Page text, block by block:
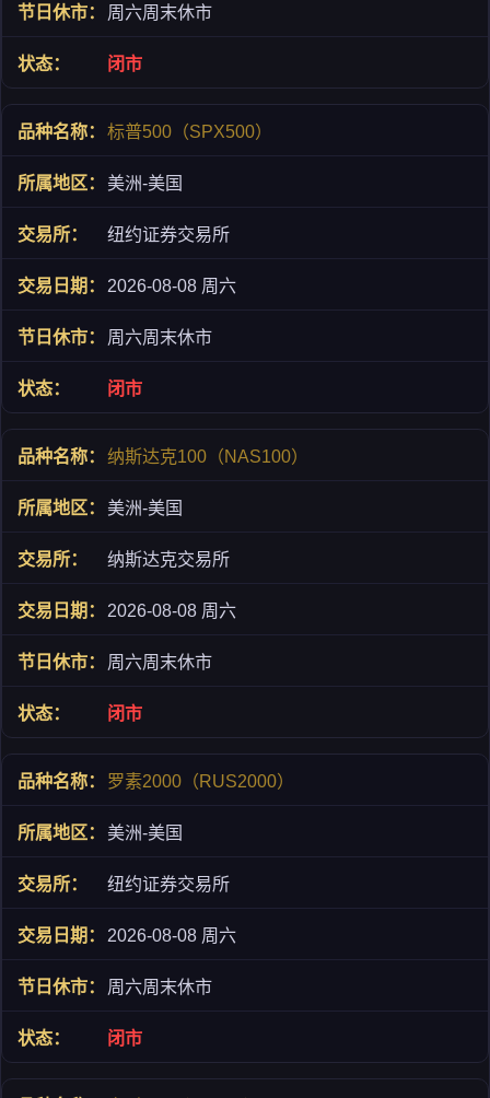
周六周末休市
闭市
标普500（SPX500）
美洲-美国
纽约证券交易所
2026-08-08 周六
周六周末休市
闭市
纳斯达克100（NAS100）
美洲-美国
纳斯达克交易所
2026-08-08 周六
周六周末休市
闭市
罗素2000（RUS2000）
美洲-美国
纽约证券交易所
2026-08-08 周六
周六周末休市
闭市